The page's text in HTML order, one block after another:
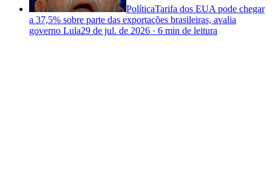
PolíticaTarifa dos EUA pode chegar
a 37,5% sobre parte das exportações brasileiras, avalia
governo Lula29 de jul. de 2026 · 6 min de leitura